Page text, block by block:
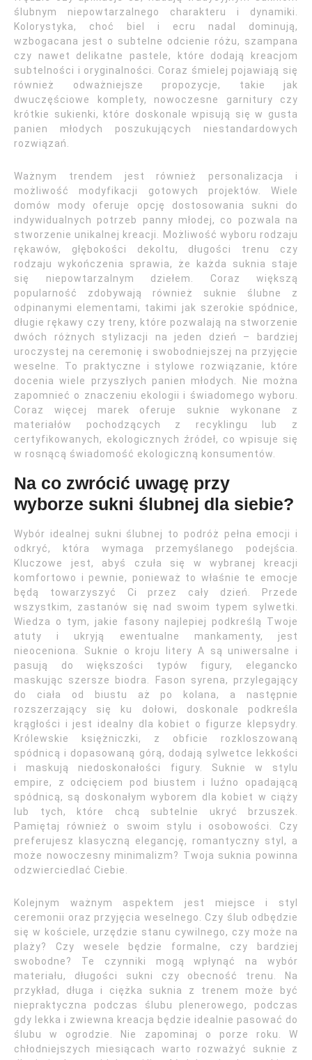
ślubnym niepowtarzalnego charakteru i dynamiki.
Kolorystyka, choć biel i ecru nadal dominują,
wzbogacana jest o subtelne odcienie różu, szampana
czy nawet delikatne pastele, które dodają kreacjom
subtelności i oryginalności. Coraz śmielej pojawiają się
również odważniejsze propozycje, takie jak
dwuczęściowe komplety, nowoczesne garnitury czy
krótkie sukienki, które doskonale wpisują się w gusta
panien młodych poszukujących niestandardowych
rozwiązań.
Ważnym trendem jest również personalizacja i
możliwość modyfikacji gotowych projektów. Wiele
domów mody oferuje opcję dostosowania sukni do
indywidualnych potrzeb panny młodej, co pozwala na
stworzenie unikalnej kreacji. Możliwość wyboru rodzaju
rękawów, głębokości dekoltu, długości trenu czy
rodzaju wykończenia sprawia, że każda suknia staje
się niepowtarzalnym dziełem. Coraz większą
popularność zdobywają również suknie ślubne z
odpinanymi elementami, takimi jak szerokie spódnice,
długie rękawy czy treny, które pozwalają na stworzenie
dwóch różnych stylizacji na jeden dzień – bardziej
uroczystej na ceremonię i swobodniejszej na przyjęcie
weselne. To praktyczne i stylowe rozwiązanie, które
docenia wiele przyszłych panien młodych. Nie można
zapomnieć o znaczeniu ekologii i świadomego wyboru.
Coraz więcej marek oferuje suknie wykonane z
materiałów pochodzących z recyklingu lub z
certyfikowanych, ekologicznych źródeł, co wpisuje się
w rosnącą świadomość ekologiczną konsumentów.
Na co zwrócić uwagę przy
wyborze sukni ślubnej dla siebie?
Wybór idealnej sukni ślubnej to podróż pełna emocji i
odkryć, która wymaga przemyślanego podejścia.
Kluczowe jest, abyś czuła się w wybranej kreacji
komfortowo i pewnie, ponieważ to właśnie te emocje
będą towarzyszyć Ci przez cały dzień. Przede
wszystkim, zastanów się nad swoim typem sylwetki.
Wiedza o tym, jakie fasony najlepiej podkreślą Twoje
atuty i ukryją ewentualne mankamenty, jest
nieoceniona. Suknie o kroju litery A są uniwersalne i
pasują do większości typów figury, elegancko
maskując szersze biodra. Fason syrena, przylegający
do ciała od biustu aż po kolana, a następnie
rozszerzający się ku dołowi, doskonale podkreśla
krągłości i jest idealny dla kobiet o figurze klepsydry.
Królewskie księżniczki, z obficie rozkloszowaną
spódnicą i dopasowaną górą, dodają sylwetce lekkości
i maskują niedoskonałości figury. Suknie w stylu
empire, z odcięciem pod biustem i luźno opadającą
spódnicą, są doskonałym wyborem dla kobiet w ciąży
lub tych, które chcą subtelnie ukryć brzuszek.
Pamiętaj również o swoim stylu i osobowości. Czy
preferujesz klasyczną elegancję, romantyczny styl, a
może nowoczesny minimalizm? Twoja suknia powinna
odzwierciedlać Ciebie.
Kolejnym ważnym aspektem jest miejsce i styl
ceremonii oraz przyjęcia weselnego. Czy ślub odbędzie
się w kościele, urzędzie stanu cywilnego, czy może na
plaży? Czy wesele będzie formalne, czy bardziej
swobodne? Te czynniki mogą wpłynąć na wybór
materiału, długości sukni czy obecność trenu. Na
przykład, długa i ciężka suknia z trenem może być
niepraktyczna podczas ślubu plenerowego, podczas
gdy lekka i zwiewna kreacja będzie idealnie pasować do
ślubu w ogrodzie. Nie zapominaj o porze roku. W
chłodniejszych miesiącach warto rozważyć suknie z